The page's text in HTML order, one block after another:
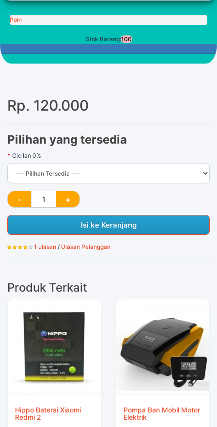
Poin
Stok Barang:100
Rp. 120.000
Pilihan yang tersedia
Cicilan 0%
Isi ke Keranjang
1 ulasan / Ulasan Pelanggan
Produk Terkait
Hippo Baterai Xiaomi
Redmi 2
Pompa Ban Mobil Motor
Elektrik